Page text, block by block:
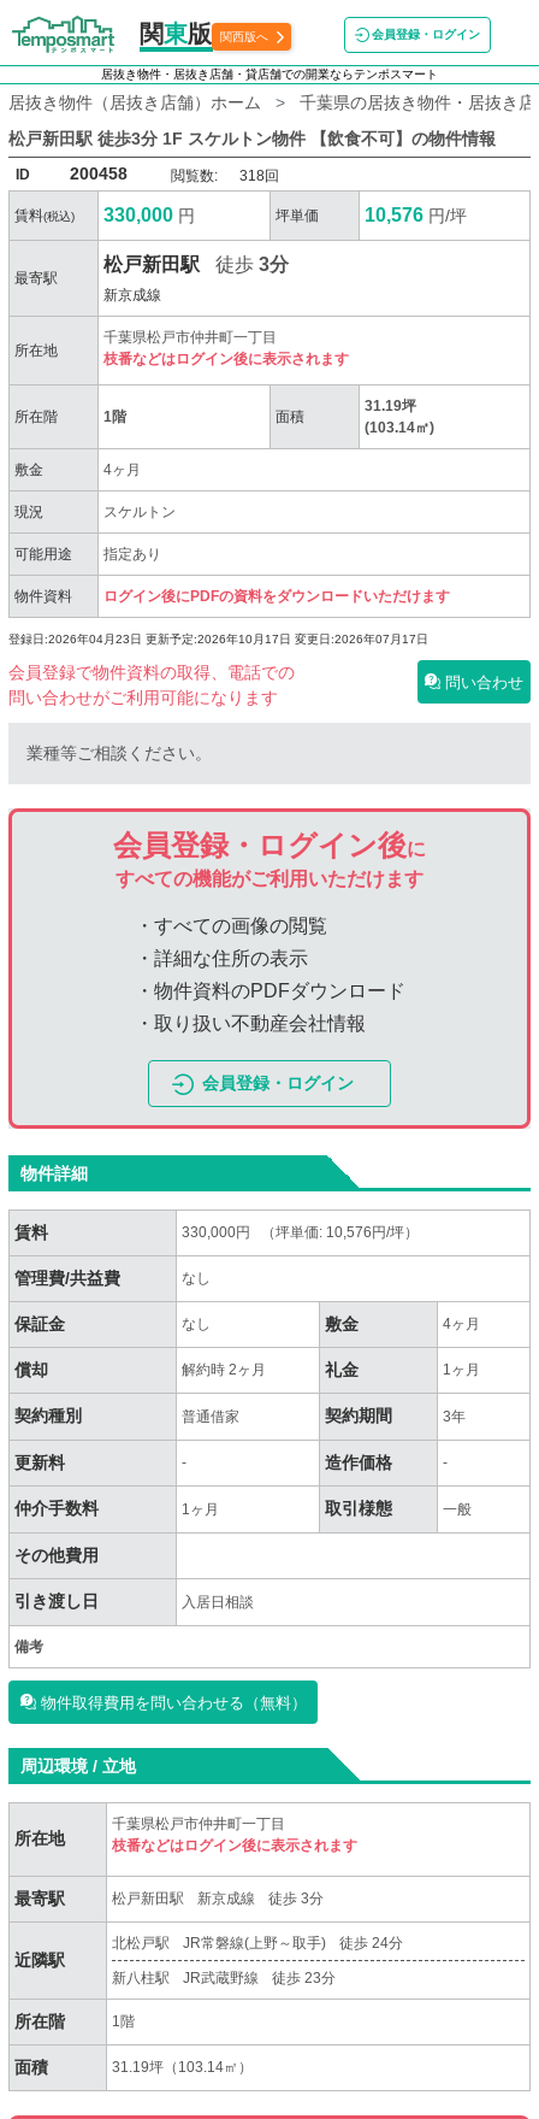
関東版 関西版へ 会員登録・ログイン
居抜き物件・居抜き店舗・貸店舗での開業ならテンポスマート
居抜き物件（居抜き店舗）ホーム
千葉県の居抜き物件・居抜き
松戸新田駅 徒歩3分 1F スケルトン物件 【飲食不可】 の物件情報
ID 200458 閲覧数: 318回
賃料(税込) 330,000 円 坪単価 10,576 円/坪
最寄駅
松戸新田駅 徒歩3分
新京成線
所在地
千葉県松戸市仲井町一丁目
枝番などはログイン後に表示されます
所在階 1階 面積
31.19坪
(103.14㎡)
敷金 4ヶ月
現況 スケルトン
可能用途 指定あり
物件資料 ログイン後にPDFの資料をダウンロードいただけます
登録日:2026年04月23日 更新予定:2026年10月17日 変更日:2026年07月17日
会員登録で物件資料の取得、電話での
問い合わせがご利用可能になります
問い合わせ
業種等ご相談ください。
会員登録・ログイン後に
すべての機能がご利用いただけます
・すべての画像の閲覧
・詳細な住所の表示
・物件資料のPDFダウンロード
・取り扱い不動産会社情報
会員登録・ログイン
物件詳細
賃料 330,000円 （坪単価: 10,576円/坪）
管理費/共益費 なし
保証金 なし 敷金 4ヶ月
償却 解約時 2ヶ月 礼金 1ヶ月
契約種別 普通借家 契約期間 3年
更新料 - 造作価格 -
仲介手数料 1ヶ月 取引様態 一般
その他費用
引き渡し日 入居日相談
備考
物件取得費用を問い合わせる（無料）
周辺環境 / 立地
所在地
千葉県松戸市仲井町一丁目
枝番などはログイン後に表示されます
最寄駅 松戸新田駅 新京成線 徒歩 3分
近隣駅
北松戸駅 JR常磐線(上野～取手) 徒歩 24分
新八柱駅 JR武蔵野線 徒歩 23分
所在階 1階
面積 31.19坪（103.14㎡）